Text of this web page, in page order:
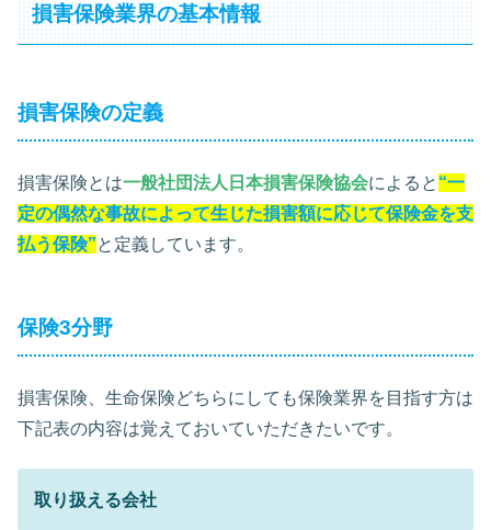
損害保険業界の基本情報
損害保険の定義
損害保険とは一般社団法人日本損害保険協会によると “一
定の偶然な事故によって生じた損害額に応じて保険金を支
払う保険”と定義しています。
保険3分野
損害保険、生命保険どちらにしても保険業界を目指す方は
下記表の内容は覚えておいていただきたいです。
取り扱える会社